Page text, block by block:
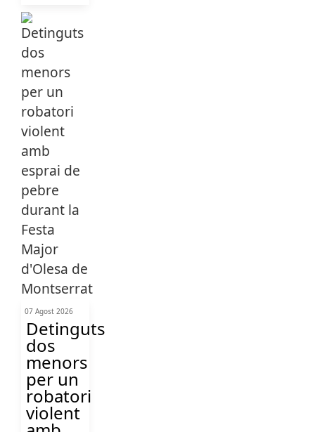
07 Agost 2026
Detinguts
dos
menors
per un
robatori
violent